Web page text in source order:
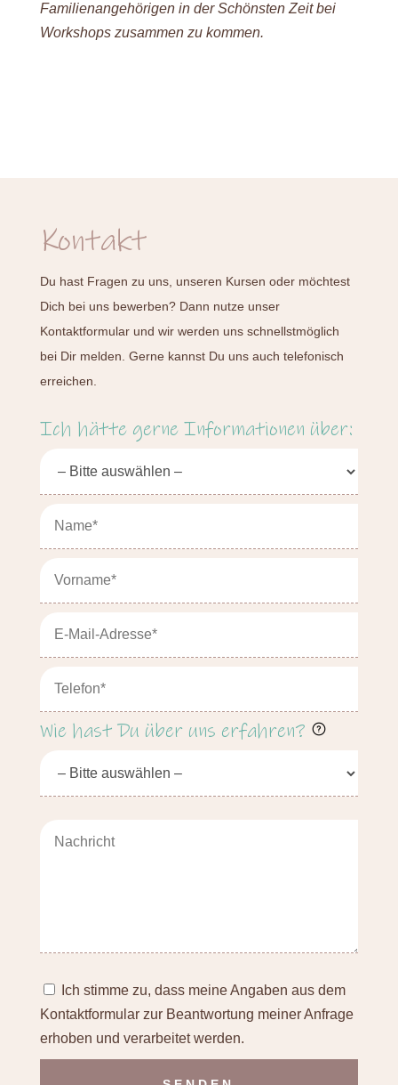
Familienangehörigen in der Schönsten Zeit bei
Workshops zusammen zu kommen.
Kontakt
Du hast Fragen zu uns, unseren Kursen oder möchtest
Dich bei uns bewerben? Dann nutze unser
Kontaktformular und wir werden uns schnellstmöglich
bei Dir melden. Gerne kannst Du uns auch telefonisch
erreichen.
Ich hätte gerne Informationen über:
Wie hast Du über uns erfahren?
Ich stimme zu, dass meine Angaben aus dem
Kontaktformular zur Beantwortung meiner Anfrage
erhoben und verarbeitet werden.